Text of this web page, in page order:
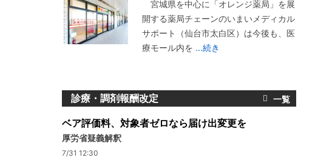
宮城県を中心に「オレンジ薬局」を展
開する薬局チェーンのいまいメディカル
サポート（仙台市太白区）は今後も、医
療モール内を ...続き
診療・調剤報酬改定
ベア評価料、対象者ゼロなら届け出変更を
厚労省疑義解釈
7/31 12:30